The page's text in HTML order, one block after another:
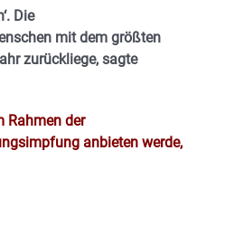
Die
mit dem größten
zurückliege, sagte
Rahmen der
anbieten werde,